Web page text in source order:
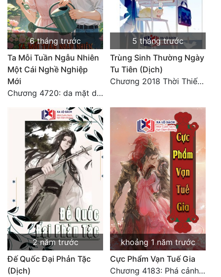
Tu Chân
Tu Tiên
Tội Phạm
Vô Địch
Võ Hiệp
Xuyên Không
Xuyên Nhanh
Xuyên Sách
Xuyên Thư
Điền Văn
Đô Thị
Đông Phương
Đông Phương Huyền Huyễn
6 tháng trước
Ta Mỗi Tuần Ngẫu Nhiên
Một Cái Nghề Nghiệp
Mới
Chương 4720: da mặt dày
5 tháng trước
Trùng Sinh Thường Ngày
Tu Tiên (Dịch)
Chương 2018 Thời Thiếu Niên
2 năm trước
Đế Quốc Đại Phản Tặc
(Dịch)
khoảng 1 năm trước
Cực Phẩm Vạn Tuế Gia
Chương 4183: Phá cảnh Chí Đạo cảnh hậu kỳ